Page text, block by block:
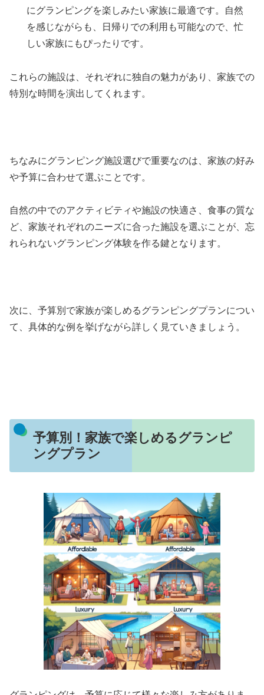
にグランピングを楽しみたい家族に最適です。自然
を感じながらも、日帰りでの利用も可能なので、忙
しい家族にもぴったりです。
これらの施設は、それぞれに独自の魅力があり、家族での
特別な時間を演出してくれます。
ちなみにグランピング施設選びで重要なのは、家族の好み
や予算に合わせて選ぶことです。
自然の中でのアクティビティや施設の快適さ、食事の質な
ど、家族それぞれのニーズに合った施設を選ぶことが、忘
れられないグランピング体験を作る鍵となります。
次に、予算別で家族が楽しめるグランピングプランについ
て、具体的な例を挙げながら詳しく見ていきましょう。
予算別！家族で楽しめるグランピ
ングプラン